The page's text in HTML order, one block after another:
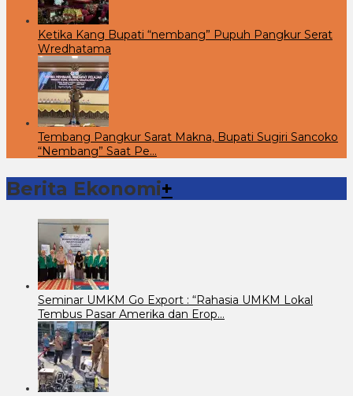
Ketika Kang Bupati “nembang” Pupuh Pangkur Serat
Wredhatama
Tembang Pangkur Sarat Makna, Bupati Sugiri Sancoko
“Nembang” Saat Pe…
Berita Ekonomi+
Seminar UMKM Go Export : “Rahasia UMKM Lokal
Tembus Pasar Amerika dan Erop…